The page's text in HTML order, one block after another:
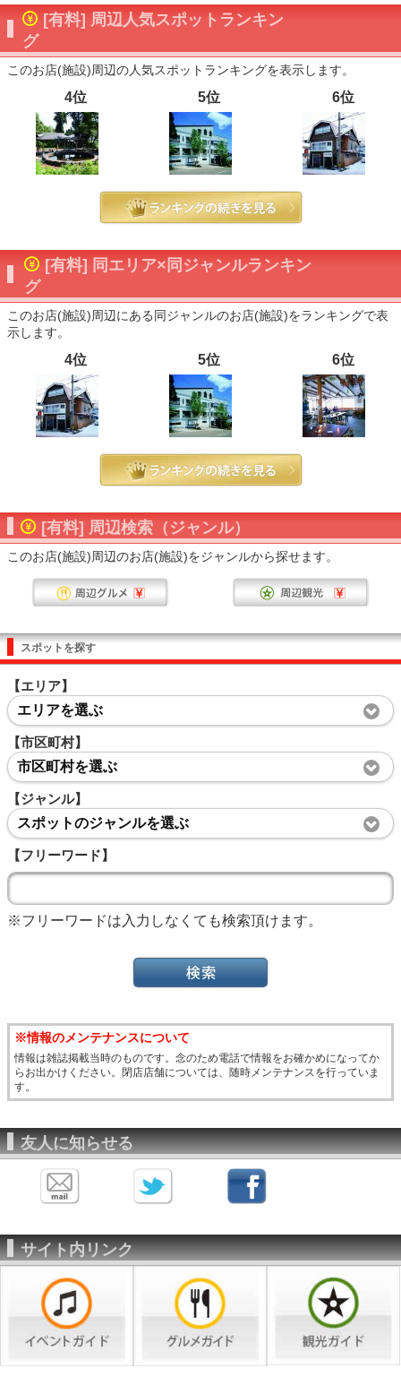
[有料] 周辺人気スポットランキン
グ
このお店(施設)周辺の人気スポットランキングを表示します。
4位 5位 6位
[有料] 同エリア×同ジャンルランキン
グ
このお店(施設)周辺にある同ジャンルのお店(施設)をランキングで表
示します。
4位 5位 6位
[有料] 周辺検索（ジャンル）
このお店(施設)周辺のお店(施設)をジャンルから探せます。
スポットを探す
【エリア】
エリアを選ぶ
【市区町村】
市区町村を選ぶ
【ジャンル】
スポットのジャンルを選ぶ
【フリーワード】
※フリーワードは入力しなくても検索頂けます。
※情報のメンテナンスについて
情報は雑誌掲載当時のものです。念のため電話で情報をお確かめになってか
らお出かけください。閉店店舗については、随時メンテナンスを行っていま
す。
友人に知らせる
サイト内リンク